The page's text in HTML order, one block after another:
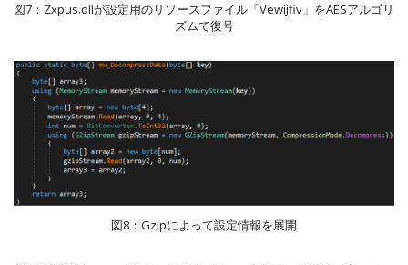
図7：Zxpus.dllが設定用のリソースファイル「Vewijfiv」をAESアルゴリ
ズムで復号
図8：Gzipによって設定情報を展開